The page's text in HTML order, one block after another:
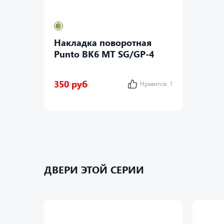
Накладка поворотная
Punto BK6 MT SG/GP-4
350 руб Нравится: 1
ДВЕРИ ЭТОЙ СЕРИИ